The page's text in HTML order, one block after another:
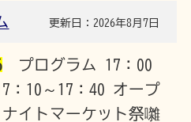
更新日：2026年8月7日
プログラム 17：00
：10～17：40 オープ
イトマーケット祭囃